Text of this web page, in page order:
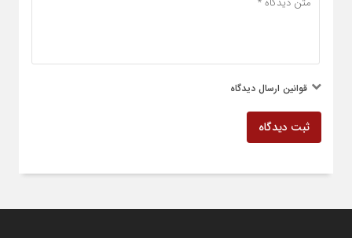
قوانین ارسال دیدگاه
ثبت دیدگاه